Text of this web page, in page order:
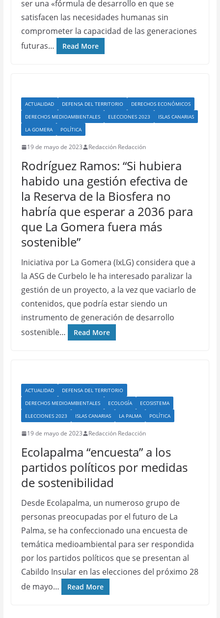
ser una «fórmula de desarrollo en que se
satisfacen las necesidades humanas sin
comprometer la capacidad de las generaciones
futuras…
Read More
ACTUALIDAD DEFENSA DEL TERRITORIO
DERECHOS ECONÓMICOS
DERECHOS MEDIOAMBIENTALES
ELECCIONES 2023
ISLAS CANARIAS
LA GOMERA
POLÍTICA
19 de mayo de 2023 Redacción Redacción
Rodríguez Ramos: “Si hubiera
habido una gestión efectiva de
la Reserva de la Biosfera no
habría que esperar a 2036 para
que La Gomera fuera más
sostenible”
Iniciativa por La Gomera (IxLG) considera que a
la ASG de Curbelo le ha interesado paralizar la
gestión de un proyecto, a la vez que vaciarlo de
contenidos, que podría estar siendo un
instrumento de generación de desarrollo
sostenible…
Read More
ACTUALIDAD
DEFENSA DEL TERRITORIO
DERECHOS MEDIOAMBIENTALES
ECOLOGÍA
ECOSISTEMA
ELECCIONES 2023
ISLAS CANARIAS LA PALMA POLÍTICA
19 de mayo de 2023 Redacción Redacción
Ecolapalma “encuesta” a los
partidos políticos por medidas
de sostenibilidad
Desde Ecolapalma, un numeroso grupo de
personas preocupadas por el futuro de La
Palma, se ha confeccionado una encuesta de
temática medioambiental para ser respondida
por los partidos políticos que se presentan al
Cabildo Insular en las elecciones del próximo 28
de mayo…
Read More